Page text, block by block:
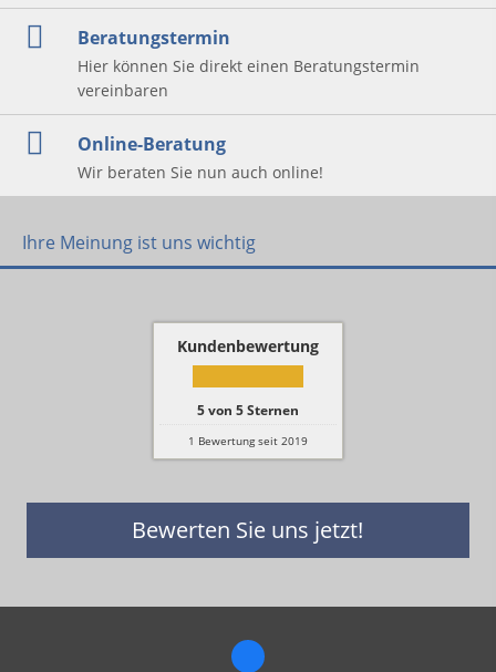
Beratungstermin
Hier können Sie direkt einen Beratungstermin
vereinbaren
Online-Beratung
Wir beraten Sie nun auch online!
Ihre Meinung ist uns wichtig
Kundenbewertung
5von 5Sternen
1 Bewertung seit 2019
Bewerten Sie uns jetzt!